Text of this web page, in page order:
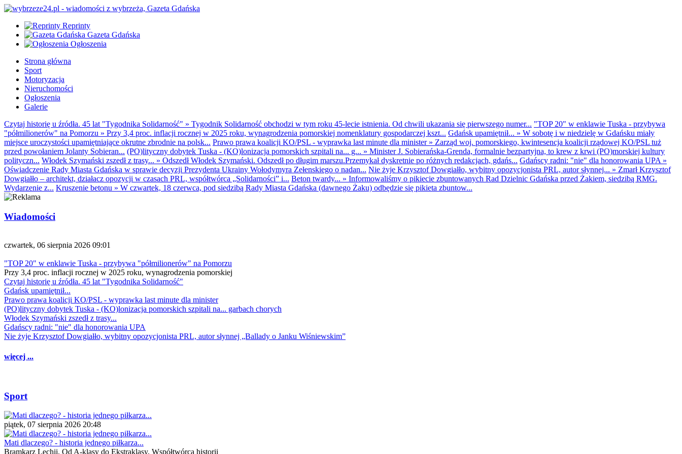
Reprinty
Gazeta Gdańska
Ogłoszenia
Strona główna
Sport
Motoryzacja
Nieruchomości
Ogłoszenia
Galerie
Czytaj historię u źródła. 45 lat "Tygodnika Solidarność" » Tygodnik Solidarność obchodzi w tym roku 45-lecie istnienia. Od chwili ukazania się pierwszego numer... "TOP 20" w enklawie Tuska - przybywa
"półmilionerów" na Pomorzu » Przy 3,4 proc. inflacji rocznej w 2025 roku, wynagrodzenia pomorskiej nomenklatury gospodarczej kszt... Gdańsk upamiętnił... » W sobotę i w niedzielę w Gdańsku miały
miejsce uroczystości upamiętniające okrutne zbrodnie na polsk... Prawo prawa koalicji KO/PSL - wyprawka last minute dla minister» Zarząd woj. pomorskiego, kwintesencja koalicji rządowej KO/PSL tuż
przed powołaniem Jolanty Sobieran... (PO)lityczny dobytek Tuska - (KO)lonizacja pomorskich szpitali na... g... » Minister J. Sobierańska-Grenda, formalnie bezpartyjna, to krew z krwi (PO)morskiej kultury
polityczn... Włodek Szymański zszedł z trasy... » Odszedł Włodek Szymański. Odszedł po długim marszu.Przemykał dyskretnie po różnych redakcjach, gdańs... Gdańscy radni: "nie" dla honorowania UPA »
Oświadczenie Rady Miasta Gdańska w sprawie decyzji Prezydenta Ukrainy Wołodymyra Zełenskiego o nadan... Nie żyje Krzysztof Dowgiałło, wybitny opozycjonista PRL, autor słynnej... » Zmarł Krzysztof
Dowgiałło – architekt, działacz opozycji w czasach PRL, współtwórca „Solidarności” i... Beton twardy... » Informowaliśmy o pikiecie zbuntowanych Rad Dzielnic Gdańska przed Żakiem, siedzibą RMG.
Wydarzenie z... Kruszenie betonu » W czwartek, 18 czerwca, pod siedzibą Rady Miasta Gdańska (dawnego Żaku) odbędzie się pikieta zbuntow...
Wiadomości
czwartek, 06 sierpnia 2026 09:01
"TOP 20" w enklawie Tuska - przybywa "półmilionerów" na Pomorzu
Przy 3,4 proc. inflacji rocznej w 2025 roku, wynagrodzenia pomorskiej
Czytaj historię u źródła. 45 lat "Tygodnika Solidarność"
Gdańsk upamiętnił...
Prawo prawa koalicji KO/PSL - wyprawka last minute dla minister
(PO)lityczny dobytek Tuska - (KO)lonizacja pomorskich szpitali na... garbach chorych
Włodek Szymański zszedł z trasy...
Gdańscy radni: "nie" dla honorowania UPA
Nie żyje Krzysztof Dowgiałło, wybitny opozycjonista PRL, autor słynnej „Ballady o Janku Wiśniewskim”
więcej ...
Sport
piątek, 07 sierpnia 2026 20:48
Mati dlaczego? - historia jednego piłkarza...
Bramkarz Lechii. Od A-klasy do Ekstraklasy. Współtwórca historii